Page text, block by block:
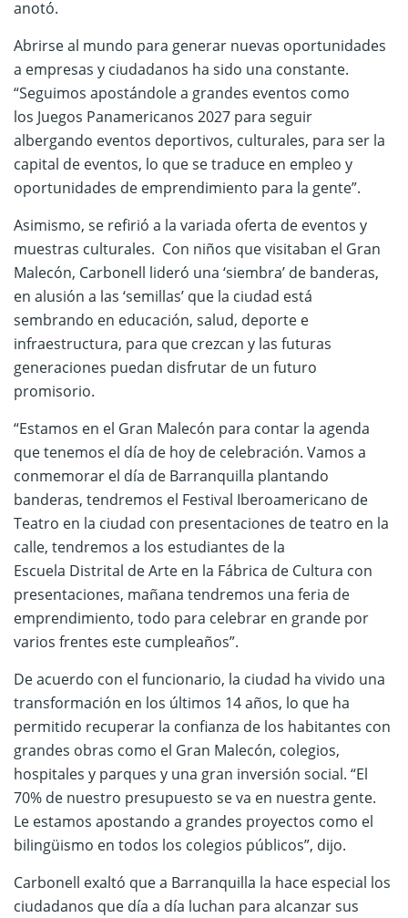
anotó.
Abrirse al mundo para generar nuevas oportunidades
a empresas y ciudadanos ha sido una constante.
“Seguimos apostándole a grandes eventos como
los Juegos Panamericanos 2027 para seguir
albergando eventos deportivos, culturales, para ser la
capital de eventos, lo que se traduce en empleo y
oportunidades de emprendimiento para la gente”.
Asimismo, se refirió a la variada oferta de eventos y
muestras culturales. Con niños que visitaban el Gran
Malecón, Carbonell lideró una ‘siembra’ de banderas,
en alusión a las ‘semillas’ que la ciudad está
sembrando en educación, salud, deporte e
infraestructura, para que crezcan y las futuras
generaciones puedan disfrutar de un futuro
promisorio.
“Estamos en el Gran Malecón para contar la agenda
que tenemos el día de hoy de celebración. Vamos a
conmemorar el día de Barranquilla plantando
banderas, tendremos el Festival Iberoamericano de
Teatro en la ciudad con presentaciones de teatro en la
calle, tendremos a los estudiantes de la
Escuela Distrital de Arte en la Fábrica de Cultura con
presentaciones, mañana tendremos una feria de
emprendimiento, todo para celebrar en grande por
varios frentes este cumpleaños”.
De acuerdo con el funcionario, la ciudad ha vivido una
transformación en los últimos 14 años, lo que ha
permitido recuperar la confianza de los habitantes con
grandes obras como el Gran Malecón, colegios,
hospitales y parques y una gran inversión social. “El
70% de nuestro presupuesto se va en nuestra gente.
Le estamos apostando a grandes proyectos como el
bilingüismo en todos los colegios públicos”, dijo.
Carbonell exaltó que a Barranquilla la hace especial los
ciudadanos que día a día luchan para alcanzar sus